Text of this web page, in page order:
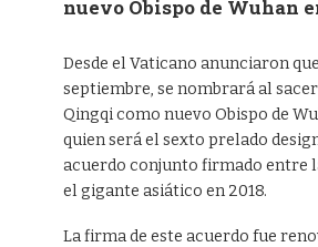
nuevo Obispo de Wuhan
Desde el Vaticano anunciaron
septiembre, se nombrará al
Qingqi como nuevo Obispo de
quien será el sexto prelado
acuerdo conjunto firmado entre
el gigante asiático en 2018.
La firma de este acuerdo fue